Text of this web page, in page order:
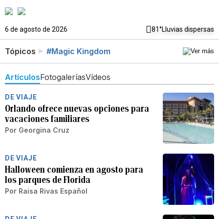
6 de agosto de 2026 81°Lluvias dispersas
Tópicos #Magic Kingdom
ArtículosFotogaleríasVídeos
DE VIAJE
Orlando ofrece nuevas opciones para
vacaciones familiares
Por Georgina Cruz
DE VIAJE
Halloween comienza en agosto para
los parques de Florida
Por Raisa Rivas Español